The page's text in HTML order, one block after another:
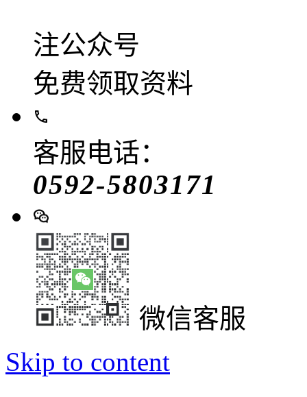
注公众号
免费领取资料
客服电话：
0592-5803171
微信客服
Skip to content